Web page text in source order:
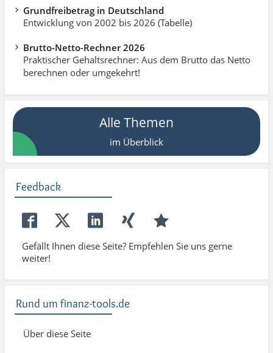
Grundfreibetrag in Deutschland
Entwicklung von 2002 bis 2026 (Tabelle)
Brutto-Netto-Rechner 2026
Praktischer Gehaltsrechner: Aus dem Brutto das Netto
berechnen oder umgekehrt!
Alle Themen
im Überblick
Feedback
Gefällt Ihnen diese Seite? Empfehlen Sie uns gerne
weiter!
Rund um finanz-tools.de
Über diese Seite